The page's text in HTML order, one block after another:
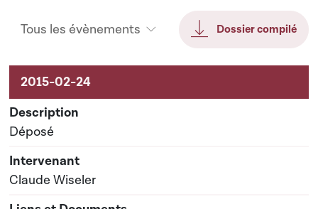
Tous les évènements Dossier compilé
Activités sur le dossier
Déposé
Claude Wiseler